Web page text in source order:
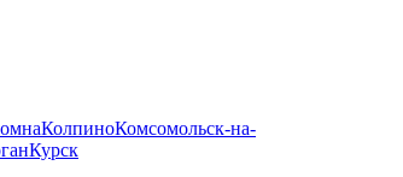
КолпиноКомсомольск-на-
Курск